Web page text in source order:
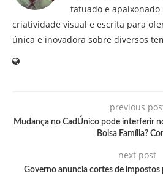
tatuado e
criatividade visual e escrita para
única e inovadora sobre diversos
previous
Mudança no CadÚnico pode interferir
Bolsa Família?
next post
Governo anuncia cortes de impostos